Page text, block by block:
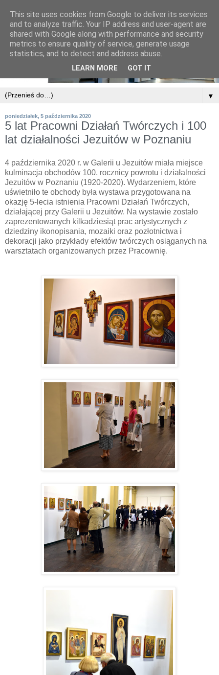
▼
poniedziałek, 5 października 2020
5 lat Pracowni Działań Twórczych i 100
lat działalności Jezuitów w Poznaniu
4 października 2020 r. w Galerii u Jezuitów miała miejsce
kulminacja obchodów 100. rocznicy powrotu i działalności
Jezuitów w Poznaniu (1920-2020). Wydarzeniem, które
uświetniło te obchody była wystawa przygotowana na
okazję 5-lecia istnienia Pracowni Działań Twórczych,
działającej przy Galerii u Jezuitów. Na wystawie zostało
zaprezentowanych kilkadziesiąt prac artystycznych z
dziedziny ikonopisania, mozaiki oraz pozłotnictwa i
dekoracji jako przykłady efektów twórczych osiąganych na
warsztatach organizowanych przez Pracownię.
This site uses cookies from Google to deliver its services
and to analyze traffic. Your IP address and user-agent are
shared with Google along with performance and security
metrics to ensure quality of service, generate usage
statistics, and to detect and address abuse.
LEARN MORE GOT IT